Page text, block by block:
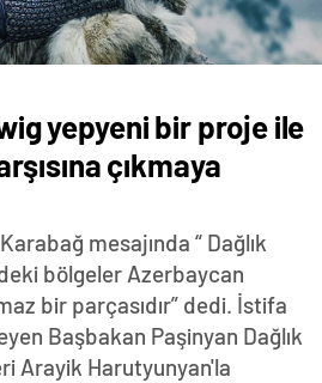
yepyeni bir proje ile
çıkmaya
mesajında “ Dağlık
bölgeler Azerbaycan
bir parçasıdır” dedi. İstifa
Başbakan Paşinyan Dağlık
Arayik Harutyunyan'la